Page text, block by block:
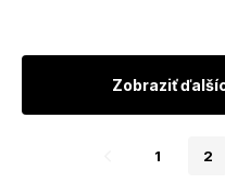
Zobraziť
1 2